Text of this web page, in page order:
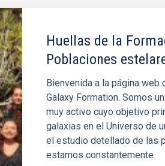
Huellas de la
Poblaciones
Bienvenida a la página
Galaxy Formation. Somos
muy activo cuyo objetivo
galaxias en el Universo de
el estudio detellado de las
estamos constantemente